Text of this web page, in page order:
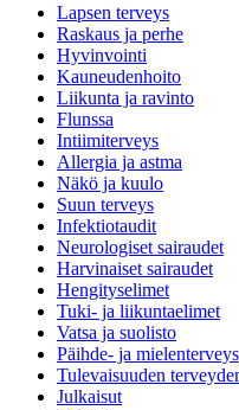
Lapsen terveys
Raskaus ja perhe
Hyvinvointi
Kauneudenhoito
Liikunta ja ravinto
Flunssa
Intiimiterveys
Allergia ja astma
Näkö ja kuulo
Suun terveys
Infektiotaudit
Neurologiset sairaudet
Harvinaiset sairaudet
Hengityselimet
Tuki- ja liikuntaelimet
Vatsa ja suolisto
Päihde- ja mielenterveys
Tulevaisuuden
Julkaisut